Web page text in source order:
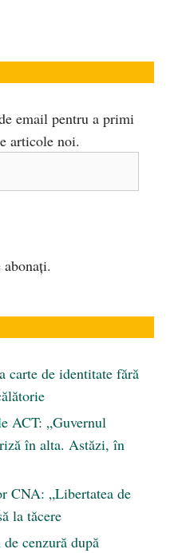
email pentru a primi
articole noi.
carte de identitate fără
ACT: „Guvernul
în alta. Astăzi, în
CNA: „Libertatea de
la tăcere
cenzură după